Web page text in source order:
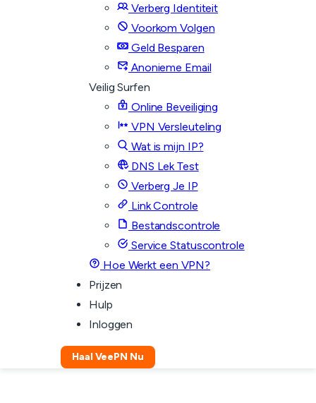
Verberg Identiteit
Voorkom Volgen
Geld Besparen
Anonieme Email
Veilig Surfen
Online Beveiliging
VPN Versleuteling
Wat is mijn IP?
DNS Lek Test
Verberg Je IP
Link Controle
Bestandscontrole
Service Statuscontrole
Hoe Werkt een VPN?
Prijzen
Hulp
Inloggen
Haal VeePN Nu